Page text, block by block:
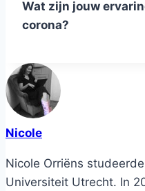
Wat zijn jouw
corona?
Nicole
Nicole Orriëns
Universiteit Utrecht. In